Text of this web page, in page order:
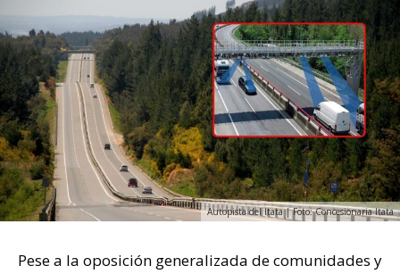
Autopista del Itata | Foto: Concesionaria Itata
Pese a la oposición generalizada de comunidades y